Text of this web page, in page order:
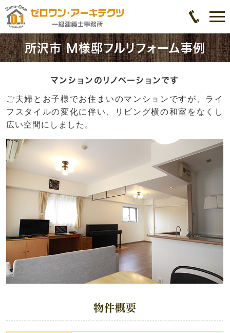
所沢市 M様邸フルリフォーム事例
マンションのリノベーションです
ご夫婦とお子様でお住まいのマンションですが、ライ
フスタイルの変化に伴い、リビング横の和室をなくし
広い空間にしました。
物件概要